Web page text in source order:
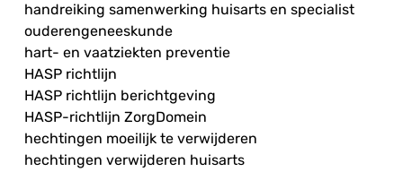
handreiking samenwerking huisarts en specialist
ouderengeneeskunde
hart- en vaatziekten preventie
HASP richtlijn
HASP richtlijn berichtgeving
HASP-richtlijn ZorgDomein
hechtingen moeilijk te verwijderen
hechtingen verwijderen huisarts